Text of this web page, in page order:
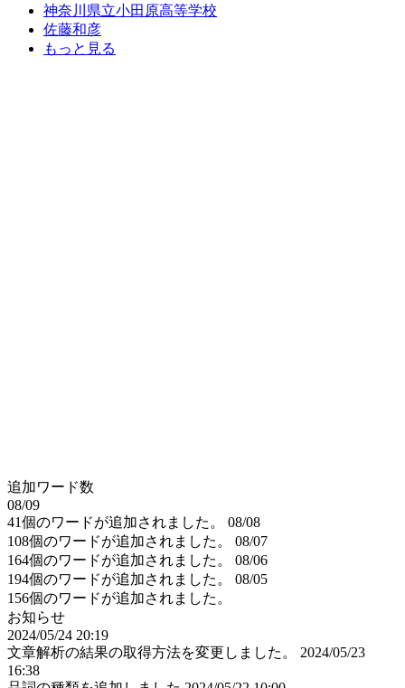
神奈川県立小田原高等学校
佐藤和彦
もっと見る
追加ワード数
08/09
41個のワードが追加されました。
08/08
108個のワードが追加されました。
08/07
164個のワードが追加されました。
08/06
194個のワードが追加されました。
08/05
156個のワードが追加されました。
お知らせ
2024/05/24 20:19
文章解析の結果の取得方法を変更しました。
2024/05/23
16:38